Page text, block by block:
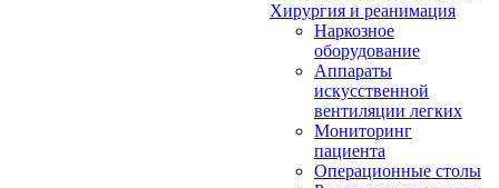
Хирургия и реанимация
Наркозное
оборудование
Аппараты
искусственной
вентиляции легких
Мониторинг
пациента
Операционные столы